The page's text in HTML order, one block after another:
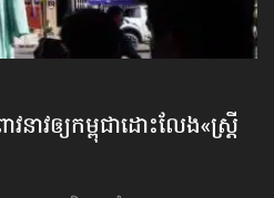
នាវ​ឲ្យកម្ពុជា​ដោះលែង​«ស្ត្រី